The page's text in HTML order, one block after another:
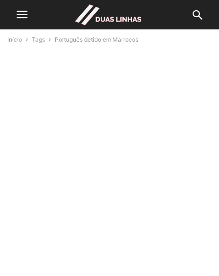
Início Tags Português detido em Marrocos